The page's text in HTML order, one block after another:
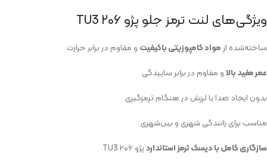
ویژگی‌های لنت ترمز جلو پژو ۲۰۶ TU3
ساخته‌شده از مواد کامپوزیتی باکیفیت و مقاوم در برابر حرارت
عمر مفید بالاو مقاوم در برابر ساییدگی
بدون ایجاد صدا یا لرزش در هنگام ترمزگیری
مناسب برای رانندگی شهری و بین‌شهری
سازگاری کامل با دیسک ترمز استاندارد پژو ۲۰۶ TU3